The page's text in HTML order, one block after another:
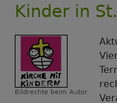
sich
dreht"
Kinder in
Bildrechte beim Autor